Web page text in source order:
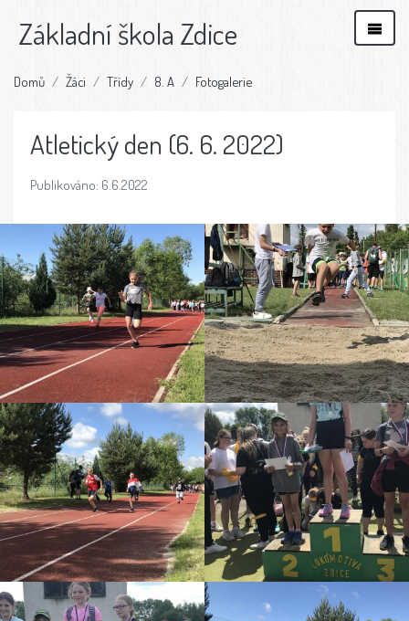
Základní škola Zdice
Domů Žáci Třídy 8. A Fotogalerie
Atletický den (6. 6. 2022)
Publikováno: 6.6.2022